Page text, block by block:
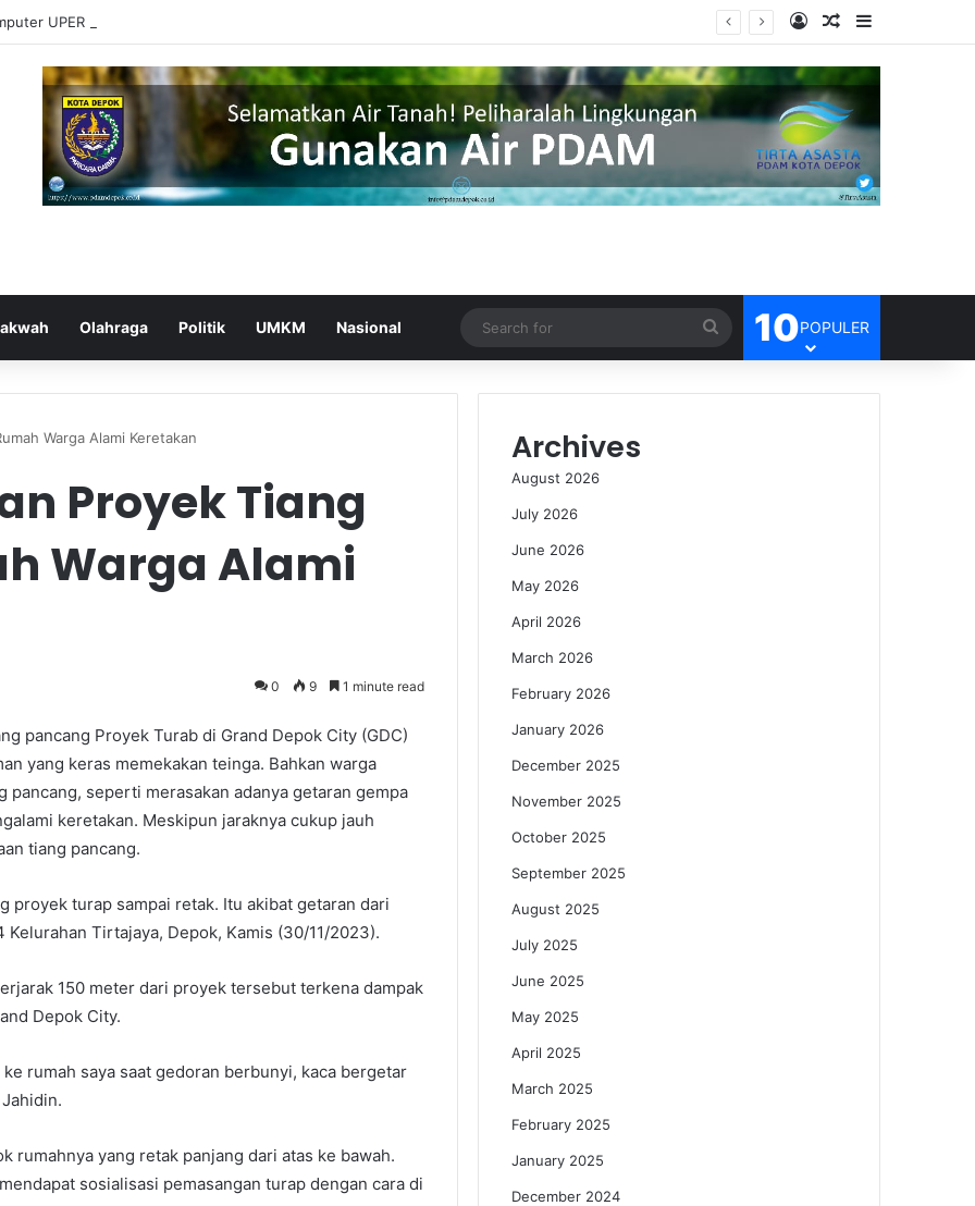
UPER Kembangkan Netrash, Bikin Pengelolaan Sampah Makin Efisien Log InRandom Article
Olahraga Politik UMKM Nasional
Search
for
10POPULER
Warga Alami Keretakan
Proyek Tiang
Warga Alami
0 9 1 minute read
pancang Proyek Turab di Grand Depok City (GDC)
yang keras memekakan teinga. Bahkan warga
seperti merasakan adanya getaran gempa
keretakan. Meskipun jaraknya cukup jauh
tiang pancang.
proyek turap sampai retak. Itu akibat getaran dari
Tirtajaya, Depok, Kamis (30/11/2023).
150 meter dari proyek tersebut terkena dampak
Depok City.
rumah saya saat gedoran berbunyi, kaca bergetar
rumahnya yang retak panjang dari atas ke bawah.
sosialisasi pemasangan turap dengan cara di
Archives
August 2026
July 2026
June 2026
May 2026
April 2026
March 2026
February 2026
January 2026
December 2025
November 2025
October 2025
September 2025
August 2025
July 2025
June 2025
May 2025
April 2025
March 2025
February 2025
January 2025
December 2024